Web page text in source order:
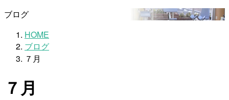
ブログ
HOME
ブログ
７月
７月